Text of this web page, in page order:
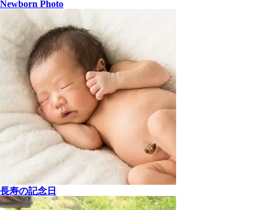
Newborn Photo
長寿の記念日